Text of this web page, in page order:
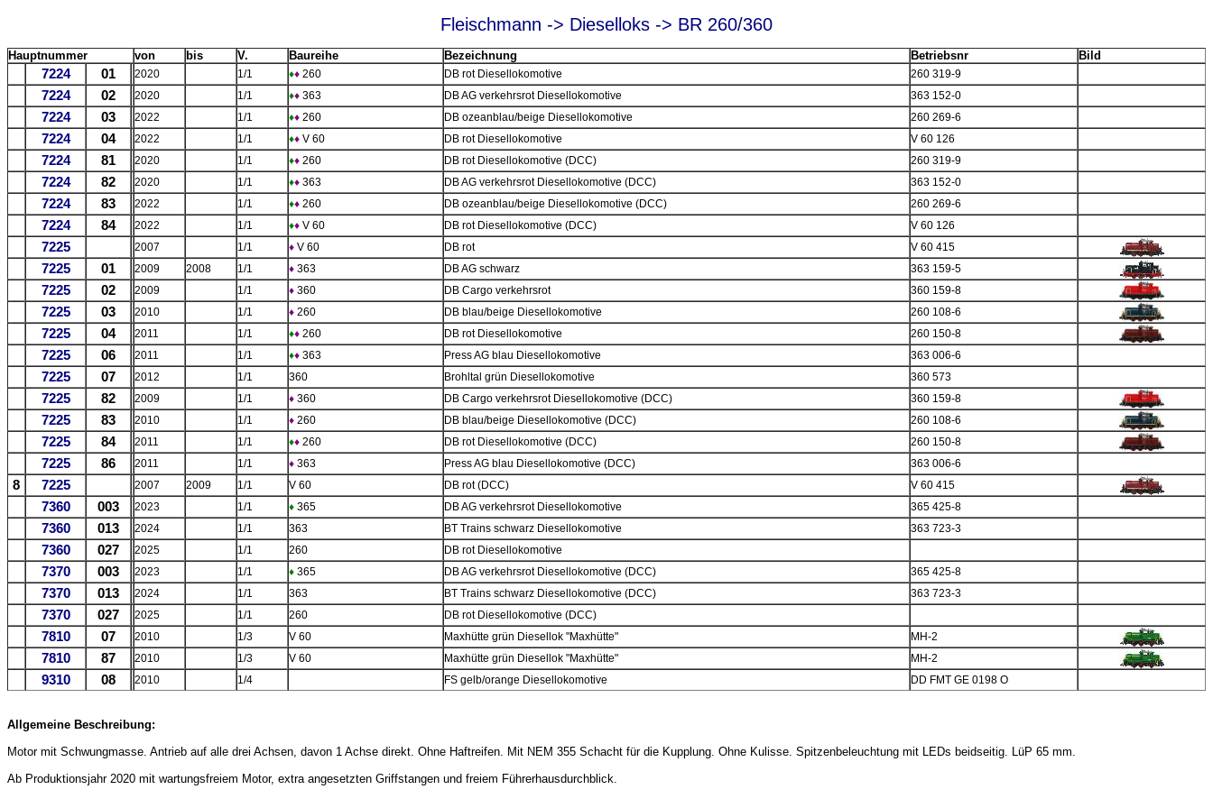
Fleischmann -> Dieselloks -> BR 260/360
Hauptnummer von bis V. Baureihe Bezeichnung Betriebsnr Bild
7224 01 2020 1/1 ♦♦ 260 DB rot Diesellokomotive 260 319-9
7224 02 2020 1/1 ♦♦ 363 DB AG verkehrsrot Diesellokomotive 363 152-0
7224 03 2022 1/1 ♦♦ 260 DB ozeanblau/beige Diesellokomotive 260 269-6
7224 04 2022 1/1 ♦♦ V 60 DB rot Diesellokomotive V 60 126
7224 81 2020 1/1 ♦♦ 260 DB rot Diesellokomotive (DCC) 260 319-9
7224 82 2020 1/1 ♦♦ 363 DB AG verkehrsrot Diesellokomotive (DCC) 363 152-0
7224 83 2022 1/1 ♦♦ 260 DB ozeanblau/beige Diesellokomotive (DCC) 260 269-6
7224 84 2022 1/1 ♦♦ V 60 DB rot Diesellokomotive (DCC) V 60 126
7225 2007 1/1 ♦ V 60 DB rot V 60 415
7225 01 2009 2008 1/1 ♦ 363 DB AG schwarz 363 159-5
7225 02 2009 1/1 ♦ 360 DB Cargo verkehrsrot 360 159-8
7225 03 2010 1/1 ♦ 260 DB blau/beige Diesellokomotive 260 108-6
7225 04 2011 1/1 ♦♦ 260 DB rot Diesellokomotive 260 150-8
7225 06 2011 1/1 ♦♦ 363 Press AG blau Diesellokomotive 363 006-6
7225 07 2012 1/1 360 Brohltal grün Diesellokomotive 360 573
7225 82 2009 1/1 ♦ 360 DB Cargo verkehrsrot Diesellokomotive (DCC) 360 159-8
7225 83 2010 1/1 ♦ 260 DB blau/beige Diesellokomotive (DCC) 260 108-6
7225 84 2011 1/1 ♦♦ 260 DB rot Diesellokomotive (DCC) 260 150-8
7225 86 2011 1/1 ♦ 363 Press AG blau Diesellokomotive (DCC) 363 006-6
8 7225 2007 2009 1/1 V 60 DB rot (DCC) V 60 415
7360 003 2023 1/1 ♦ 365 DB AG verkehrsrot Diesellokomotive 365 425-8
7360 013 2024 1/1 363 BT Trains schwarz Diesellokomotive 363 723-3
7360 027 2025 1/1 260 DB rot Diesellokomotive
7370 003 2023 1/1 ♦ 365 DB AG verkehrsrot Diesellokomotive (DCC) 365 425-8
7370 013 2024 1/1 363 BT Trains schwarz Diesellokomotive (DCC) 363 723-3
7370 027 2025 1/1 260 DB rot Diesellokomotive (DCC)
7810 07 2010 1/3 V 60 Maxhütte grün Diesellok "Maxhütte" MH-2
7810 87 2010 1/3 V 60 Maxhütte grün Diesellok "Maxhütte" MH-2
9310 08 2010 1/4 FS gelb/orange Diesellokomotive DD FMT GE 0198 O
Allgemeine Beschreibung:
Motor mit Schwungmasse. Antrieb auf alle drei Achsen, davon 1 Achse direkt. Ohne Haftreifen. Mit NEM 355 Schacht für die Kupplung. Ohne Kulisse. Spitzenbeleuchtung mit LEDs beidseitig. LüP 65 mm.
Ab Produktionsjahr 2020 mit wartungsfreiem Motor, extra angesetzten Griffstangen und freiem Führerhausdurchblick.